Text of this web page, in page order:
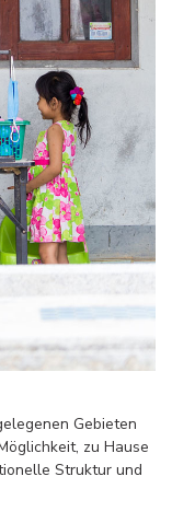
Gebieten
zu Hause
Struktur und